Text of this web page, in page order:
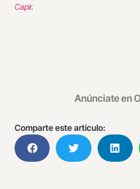
Capir.
Anúnciate en
Comparte este artículo: